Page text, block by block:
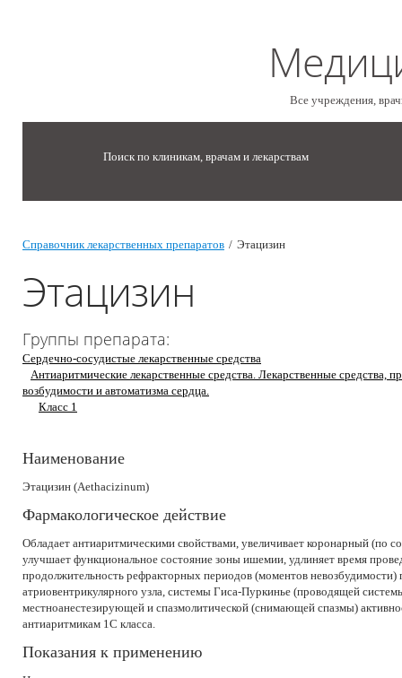
Все учреждения,
Поиск по клиникам, врачам и лекарствам
Справочник лекарственных препаратов / Этацизин
Этацизин
Группы препарата:
Сердечно-сосудистые лекарственные средства
Антиаритмические лекарственные средства. Лекарственные средства,
возбудимости и автоматизма сердца.
Класс 1
Наименование
Этацизин (Aethacizinum)
Фармакологическое действие
Обладает антиаритмическими свойствами, увеличивает коронарный (по
улучшает функциональное состояние зоны ишемии, удлиняет время
продолжительность рефракторных периодов (моментов невозбудимости)
атриовентрикулярного узла, системы Гиса-Пуркинье (проводящей
местноанестезирующей и спазмолитической (снимающей спазмы)
антиаритмикам 1C класса.
Показания к применению